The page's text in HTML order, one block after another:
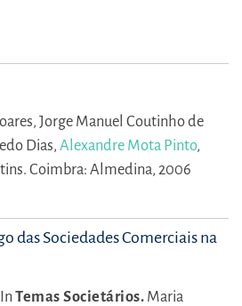
Jorge Manuel Coutinho de
Dias, Alexandre Mota Pinto,
Coimbra: Almedina, 2006
das Sociedades Comerciais na
In Temas Societários. Maria